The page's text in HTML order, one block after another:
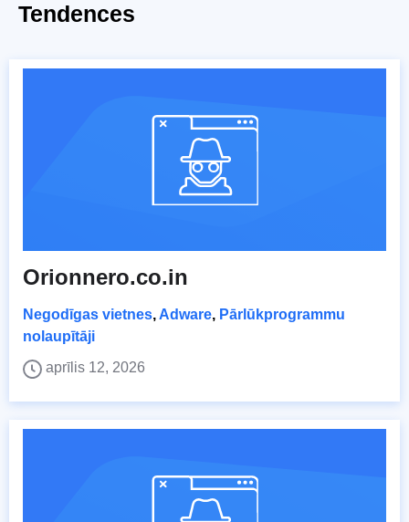
Tendences
Orionnero.co.in
Negodīgas vietnes, Adware, Pārlūkprogrammu
nolaupītāji
aprīlis 12, 2026